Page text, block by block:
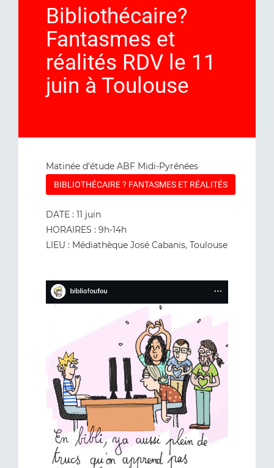
Bibliothécaire?
Fantasmes et
réalités RDV le 11
juin à Toulouse
Matinée d’étude ABF Midi-Pyrénées
BIBLIOTHÉCAIRE ? FANTASMES ET RÉALITÉS
DATE : 11 juin
HORAIRES : 9h-14h
LIEU : Médiathèque José Cabanis, Toulouse